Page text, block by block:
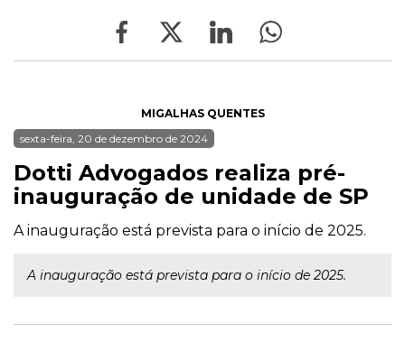
MIGALHAS QUENTES
sexta-feira, 20 de dezembro de 2024
Dotti Advogados realiza pré-
inauguração de unidade de SP
A inauguração está prevista para o início de 2025.
A inauguração está prevista para o início de 2025.